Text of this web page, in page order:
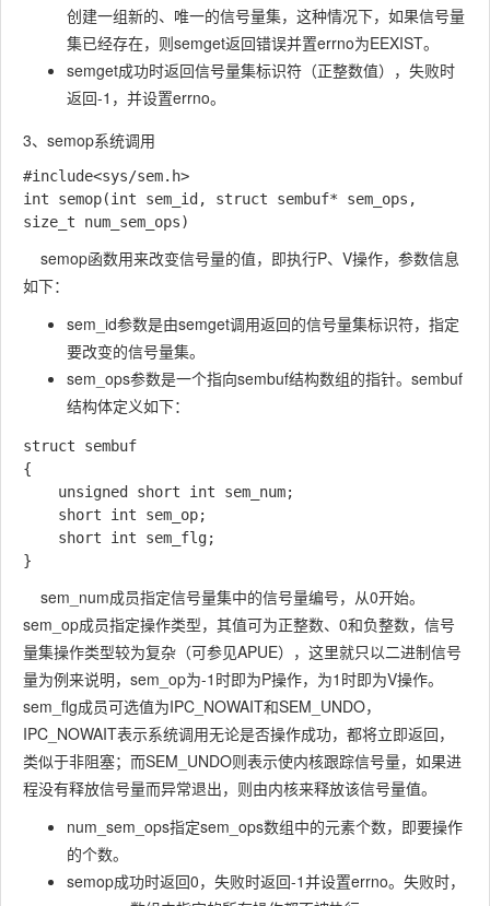
创建一组新的、唯一的信号量集，这种情况下，如果信号量
集已经存在，则semget返回错误并置errno为EEXIST。
semget成功时返回信号量集标识符（正整数值），失败时
返回-1，并设置errno。
3、semop系统调用
#include<sys/sem.h>
int semop(int sem_id, struct sembuf* sem_ops,
size_t num_sem_ops)
semop函数用来改变信号量的值，即执行P、V操作，参数信息
如下：
sem_id参数是由semget调用返回的信号量集标识符，指定
要改变的信号量集。
sem_ops参数是一个指向sembuf结构数组的指针。sembuf
结构体定义如下：
struct sembuf
{
unsigned short int sem_num;
short int sem_op;
short int sem_flg;
}
sem_num成员指定信号量集中的信号量编号，从0开始。
sem_op成员指定操作类型，其值可为正整数、0和负整数，信号
量集操作类型较为复杂（可参见APUE），这里就只以二进制信号
量为例来说明，sem_op为-1时即为P操作，为1时即为V操作。
sem_flg成员可选值为IPC_NOWAIT和SEM_UNDO，
IPC_NOWAIT表示系统调用无论是否操作成功，都将立即返回，
类似于非阻塞；而SEM_UNDO则表示使内核跟踪信号量，如果进
程没有释放信号量而异常退出，则由内核来释放该信号量值。
num_sem_ops指定sem_ops数组中的元素个数，即要操作
的个数。
semop成功时返回0，失败时返回-1并设置errno。失败时，